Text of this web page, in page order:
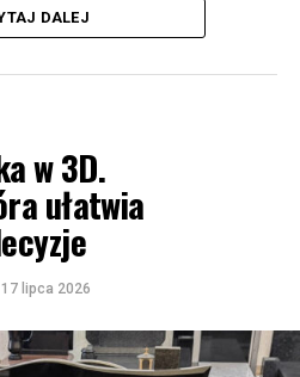
DALEJ
w 3D.
ułatwia
17 lipca 2026